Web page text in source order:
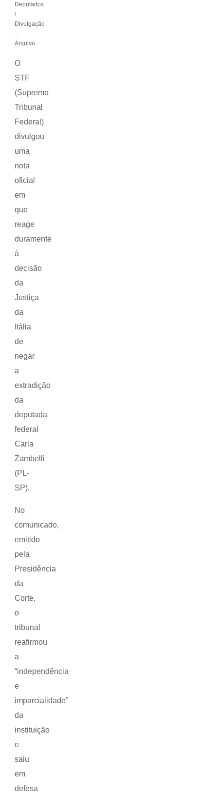
Deputados
/
Divulgação
–
Arquivo
O
STF
(Supremo
Tribunal
Federal)
divulgou
uma
nota
oficial
em
que
reage
duramente
à
decisão
da
Justiça
da
Itália
de
negar
a
extradição
da
deputada
federal
Carla
Zambelli
(PL-
SP).
No
comunicado,
emitido
pela
Presidência
da
Corte,
o
tribunal
reafirmou
a
“independência
e
imparcialidade”
da
instituição
e
saiu
em
defesa